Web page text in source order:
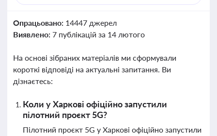
Опрацьовано: 14447 джерел
Виявлено: 7 публікацій за 14 лютого
На основі зібраних матеріалів ми сформували
короткі відповіді на актуальні запитання. Ви
дізнаєтесь:
Коли у Харкові офіційно запустили
пілотний проєкт 5G?
Пілотний проєкт 5G у Харкові офіційно запустили